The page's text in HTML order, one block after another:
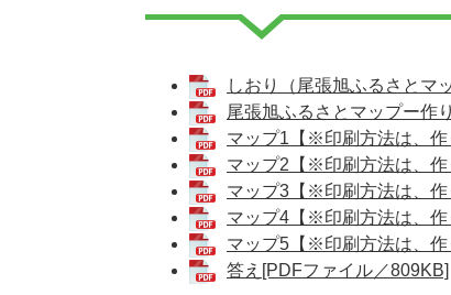
しおり（尾張旭ふるさとマ
尾張旭ふるさとマップー作
マップ1【※印刷方法は、作
マップ2【※印刷方法は、作
マップ3【※印刷方法は、作
マップ4【※印刷方法は、作
マップ5【※印刷方法は、作
答え[PDFファイル／809KB]